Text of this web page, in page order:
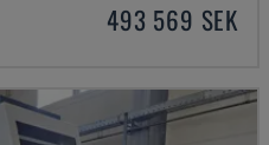
493 569 SEK